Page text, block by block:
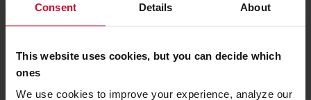
Consent Details About
This website uses cookies, but you can decide which
ones
We use cookies to improve your experience, analyze our